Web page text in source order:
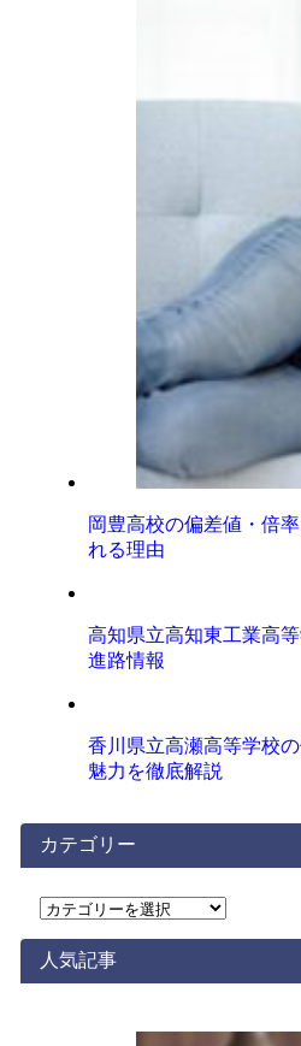
岡豊高校の偏差値・倍
れる理由
高知県立高知東工業高
進路情報
香川県立高瀬高等学校
魅力を徹底解説
カテゴリー
カ
ゴ
リ
人気記事